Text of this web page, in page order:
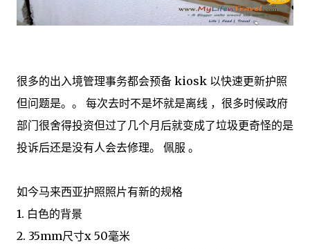
很多的出入境管理事务都会预备 kiosk 以快速更新护照
但问题是。。 每次去时不是坏就是离线 ，很多时候政府
部门很舍得投资但过了几个月后就变成了垃圾更奇怪的是
投诉后还是没有人会去修理。 佩服 。
如今马来西亚护照照片有新的规格
1. 白色的背景
2. 35mm尺寸x 50毫米